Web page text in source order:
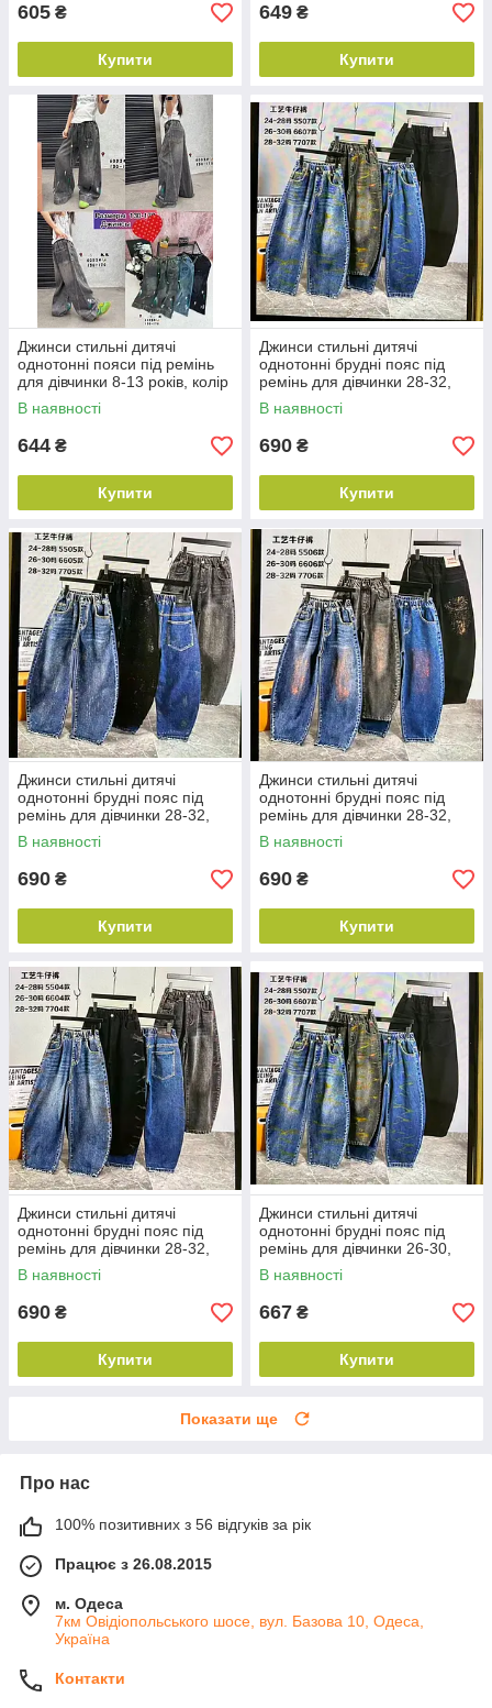
605 ₴
Купити
649 ₴
Купити
Джинси стильні дитячі
однотонні пояси під ремінь
для дівчинки 8-13 років, колір
уточнюйте під час
замовлення
В наявності
644 ₴
Купити
Джинси стильні дитячі
однотонні брудні пояс під
ремінь для дівчинки 28-32,
колір уточнюйте під час
замовлення
В наявності
690 ₴
Купити
Джинси стильні дитячі
однотонні брудні пояс під
ремінь для дівчинки 28-32,
колір уточнюйте під час
замовлення
В наявності
690 ₴
Купити
Джинси стильні дитячі
однотонні брудні пояс під
ремінь для дівчинки 28-32,
колір уточнюйте під час
замовлення
В наявності
690 ₴
Купити
Джинси стильні дитячі
однотонні брудні пояс під
ремінь для дівчинки 28-32,
колір уточнюйте під час
замовлення
В наявності
690 ₴
Купити
Джинси стильні дитячі
однотонні брудні пояс під
ремінь для дівчинки 26-30,
колір уточнюйте під час
замовлення
В наявності
667 ₴
Купити
Показати ще
Про нас
100% позитивних з 56 відгуків за рік
Працює з 26.08.2015
м. Одеса
7км Овідіопольського шосе, вул. Базова 10, Одеса,
Україна
Контакти